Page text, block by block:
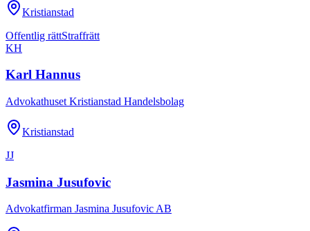
Kristianstad
Offentlig rättStraffrätt
KH
Karl Hannus
Advokathuset Kristianstad Handelsbolag
Kristianstad
JJ
Jasmina Jusufovic
Advokatfirman Jasmina Jusufovic AB